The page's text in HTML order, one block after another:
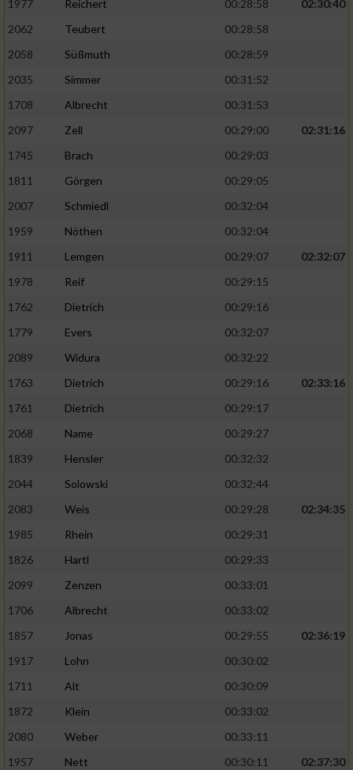
1977
Reichert 00:28:58
02:30:40
2062
Teubert
00:28:58
2058
Süßmuth
00:28:59
2035
Simmer
00:31:52
1708
Albrecht
00:31:53
2097
Zell 00:29:00
02:31:16
1745
Brach
00:29:03
1811
Görgen
00:29:05
2007
Schmiedl
00:32:04
1959
Nöthen
00:32:04
1911
Lemgen 00:29:07
02:32:07
1978
Reif
00:29:15
1762
Dietrich
00:29:16
1779
Evers
00:32:07
2089
Widura
00:32:22
1763
Dietrich 00:29:16
02:33:16
1761
Dietrich
00:29:17
2068
Name
00:29:27
1839
Hensler
00:32:32
2044
Solowski
00:32:44
2083
Weis 00:29:28
02:34:35
1985
Rhein
00:29:31
1826
Hartl
00:29:33
2099
Zenzen
00:33:01
1706
Albrecht
00:33:02
1857
Jonas 00:29:55
02:36:19
1917
Lohn
00:30:02
1711
Alt
00:30:09
1872
Klein
00:33:02
2080
Weber
00:33:11
1957
Nett 00:30:11
02:37:30
Verwendung reduzierter Daten zur Auswahl
von Werbeanzeigen
Erstellung von Profilen für personalisierte
Werbung
personalisierter Werbung
von Inhalten
personalisierter Inhalte
Messung der Werbeleistung
Analyse von Zielgruppen durch Statistiken
oder Kombinationen von Daten aus
verschiedenen Quellen
Verwendung reduzierter Daten zur Auswahl
von Inhalten
IAB-Besonderheiten:
Verwendung genauer Standortdaten
Geräte anhand von aktiv angeforderten
Notwendig